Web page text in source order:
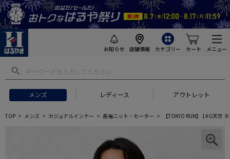
お知らせ 店舗情報 カテゴリー カート メニュー
メンズ レディース アウトレット
TOP メンズ カジュアルインナー 長袖ニット・セーター 【TOKYO RUN】 14G天竺